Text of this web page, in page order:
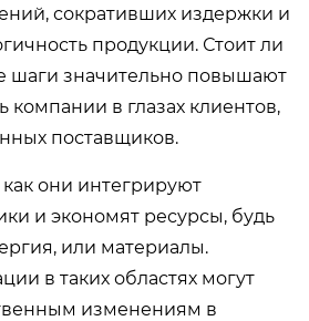
сокративших издержки и
продукции. Стоит ли
шаги значительно повышают
компании в глазах клиентов,
поставщиков.
они интегрируют
и экономят ресурсы, будь
или материалы.
в таких областях могут
изменениям в